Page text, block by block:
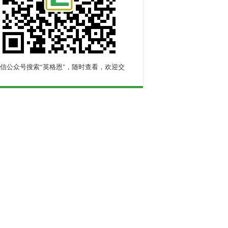
公众号搜索“英格恩"，随时查看，欢迎交